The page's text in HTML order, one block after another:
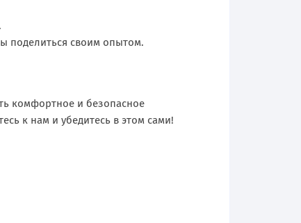
поделиться своим опытом.
комфортное и безопасное
к нам и убедитесь в этом сами!